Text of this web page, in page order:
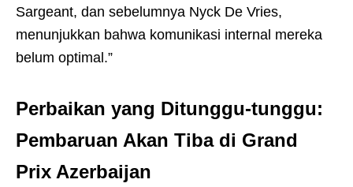
Sargeant, dan sebelumnya Nyck De Vries,
menunjukkan bahwa komunikasi internal mereka
belum optimal.”
Perbaikan yang Ditunggu-tunggu:
Pembaruan Akan Tiba di Grand
Prix Azerbaijan